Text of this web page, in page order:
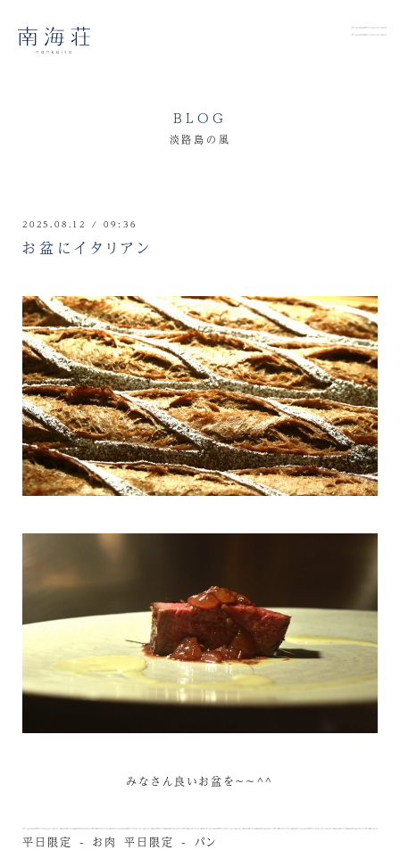
BLOG
淡路島の風
2025.08.12 / 09:36
お盆にイタリアン
みなさん良いお盆を～～^^
平日限定 - お肉 平日限定 - パン